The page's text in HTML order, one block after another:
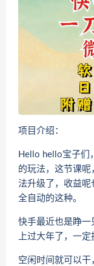
项目介绍：
Hello hello宝子们
的玩法，这节课
法升级了，收益呢
全自动的这种。
快手最近也是睁一
上过大年了，一定
空闲时间就可以